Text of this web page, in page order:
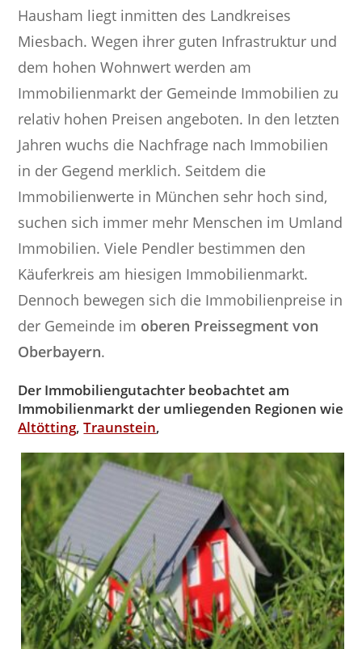
Hausham liegt inmitten des Landkreises
Miesbach. Wegen ihrer guten Infrastruktur und
dem hohen Wohnwert werden am
Immobilienmarkt der Gemeinde Immobilien zu
relativ hohen Preisen angeboten. In den letzten
Jahren wuchs die Nachfrage nach Immobilien
in der Gegend merklich. Seitdem die
Immobilienwerte in München sehr hoch sind,
suchen sich immer mehr Menschen im Umland
Immobilien. Viele Pendler bestimmen den
Käuferkreis am hiesigen Immobilienmarkt.
Dennoch bewegen sich die Immobilienpreise in
der Gemeinde im oberen Preissegment von
Oberbayern.
Der Immobiliengutachter beobachtet am
Immobilienmarkt der umliegenden Regionen wie
Altötting,Traunstein,